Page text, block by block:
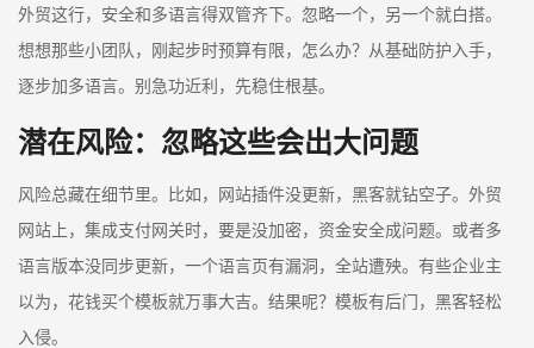
外贸这行，安全和多语言得双管齐下。忽略一个，另一个就白搭。
想想那些小团队，刚起步时预算有限，怎么办？从基础防护入手，
逐步加多语言。别急功近利，先稳住根基。
潜在风险：忽略这些会出大问题
风险总藏在细节里。比如，网站插件没更新，黑客就钻空子。外贸
网站上，集成支付网关时，要是没加密，资金安全成问题。或者多
语言版本没同步更新，一个语言页有漏洞，全站遭殃。有些企业主
以为，花钱买个模板就万事大吉。结果呢？模板有后门，黑客轻松
入侵。